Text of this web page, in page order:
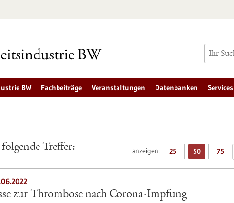
BW Fachbeiträge Veranstaltungen Datenbanken
anzeigen: 25 50 75
Treffer:
zur Thrombose nach Corona-Impfung